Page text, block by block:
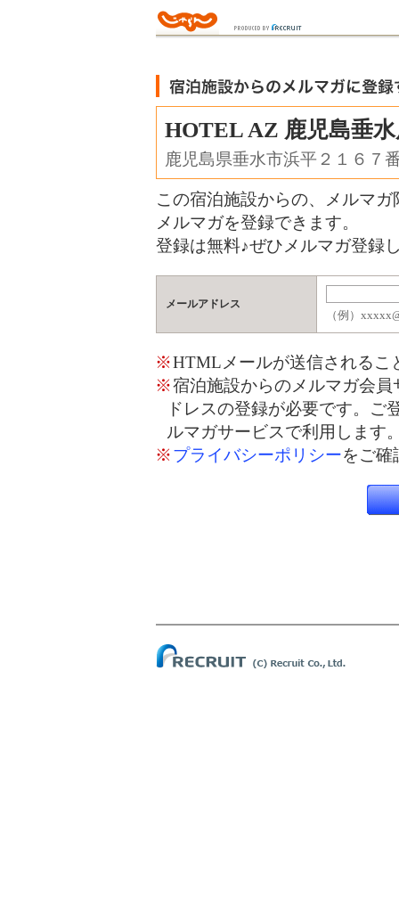
HOTEL AZ 鹿児島垂
鹿児島県垂水市浜平２１６７
この宿泊施設からの、メルマ
メルマガを登録できます。
登録は無料♪ぜひメルマガ登録
メールアドレス
（例）
※HTMLメールが送信されるこ
※宿泊施設からのメルマガ会
ドレスの登録が必要です。ご
ルマガサービスで利用します
※プライバシーポリシーをご確